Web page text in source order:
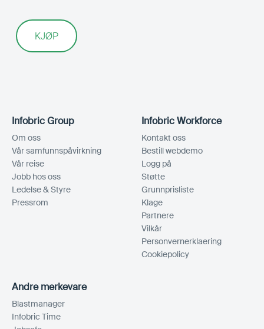
KJØP
Infobric Group
Om oss
Vår samfunnspåvirkning
Vår reise
Jobb hos oss
Ledelse & Styre
Pressrom
Infobric Workforce
Kontakt oss
Bestill webdemo
Logg på
Støtte
Grunnprisliste
Klage
Partnere
Vilkår
Personvernerklaering
Cookiepolicy
Andre merkevare
Blastmanager
Infobric Time